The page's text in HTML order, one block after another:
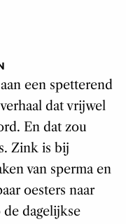
een spetterend
dat vrijwel
En dat zou
Zink is bij
van sperma en
oesters naar
dagelijkse